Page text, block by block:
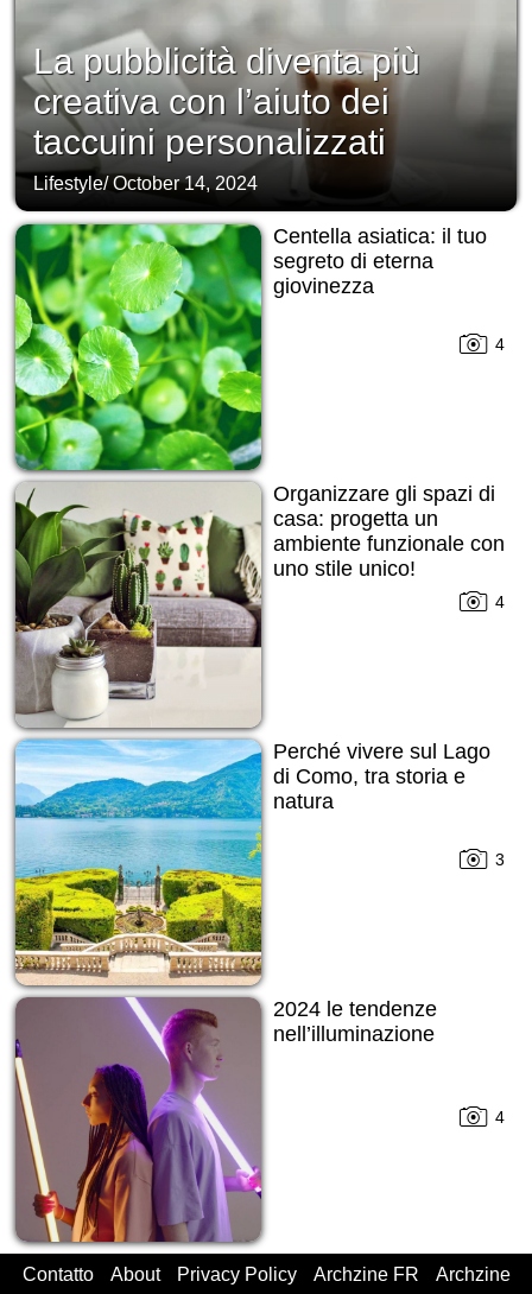
La pubblicità diventa più
creativa con l’aiuto dei
taccuini personalizzati
Lifestyle/October 14, 2024
Centella asiatica: il tuo
segreto di eterna
giovinezza
4
Organizzare gli spazi di
casa: progetta un
ambiente funzionale con
uno stile unico!
4
Perché vivere sul Lago
di Como, tra storia e
natura
3
2024 le tendenze
nell’illuminazione
4
Contatto About Privacy Policy Archzine FR Archzine